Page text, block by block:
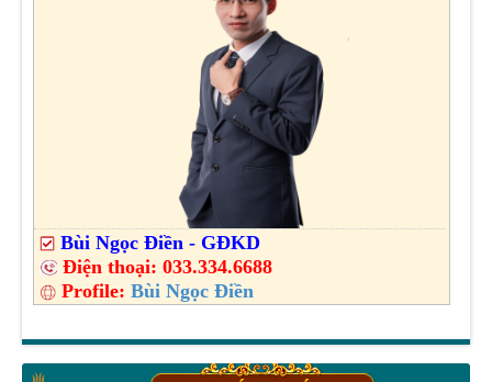
Bùi Ngọc Điền - GĐKD
Điện thoại:033.334.6688
Profile:Bùi Ngọc Điền